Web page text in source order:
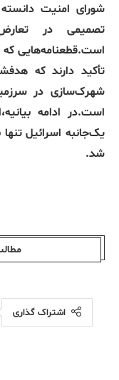
شورای امنیت
تصمیمی در تعارض
است.قطعنامه‌هایی که
تأکید دارند که
است.در ادامه
یک‌جانبه اسرائیل
شد.
اشتراک گذاری